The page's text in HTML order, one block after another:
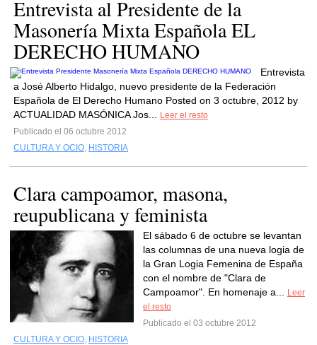
Entrevista al Presidente de la
Masonería Mixta Española EL
DERECHO HUMANO
Entrevista
a José Alberto Hidalgo, nuevo presidente de la Federación
Española de El Derecho Humano Posted on 3 octubre, 2012 by
ACTUALIDAD MASÓNICA Jos...
Leer el resto
Publicado el 06 octubre 2012
CULTURA Y OCIO, HISTORIA
Clara campoamor, masona,
reupublicana y feminista
El sábado 6 de octubre se levantan
las columnas de una nueva logia de
la Gran Logia Femenina de España
con el nombre de "Clara de
Campoamor". En homenaje a...
Leer
el resto
Publicado el 03 octubre 2012
CULTURA Y OCIO, HISTORIA